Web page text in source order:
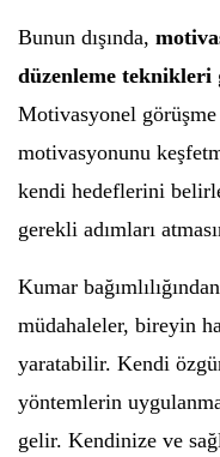
Bunun dışında,
düzenleme teknikleri
Motivasyonel
motivasyonunu
kendi hedeflerini
gerekli adımları
Kumar
müdahaleler, bireyin
yaratabilir. Kendi
yöntemlerin
gelir. Kendinize ve